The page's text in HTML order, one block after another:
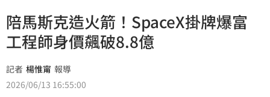
陪馬斯克造火箭！SpaceX掛牌爆富
工程師身價飆破8.8億
記者 楊惟甯 報導
2026/06/13 16:55:00